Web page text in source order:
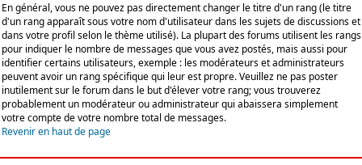
En général, vous ne pouvez pas directement changer le titre d'un rang (le titre
d'un rang apparaît sous votre nom d'utilisateur dans les sujets de discussions et
dans votre profil selon le thème utilisé). La plupart des forums utilisent les rangs
pour indiquer le nombre de messages que vous avez postés, mais aussi pour
identifier certains utilisateurs, exemple : les modérateurs et administrateurs
peuvent avoir un rang spécifique qui leur est propre. Veuillez ne pas poster
inutilement sur le forum dans le but d'élever votre rang; vous trouverez
probablement un modérateur ou administrateur qui abaissera simplement
votre compte de votre nombre total de messages.
Revenir en haut de page